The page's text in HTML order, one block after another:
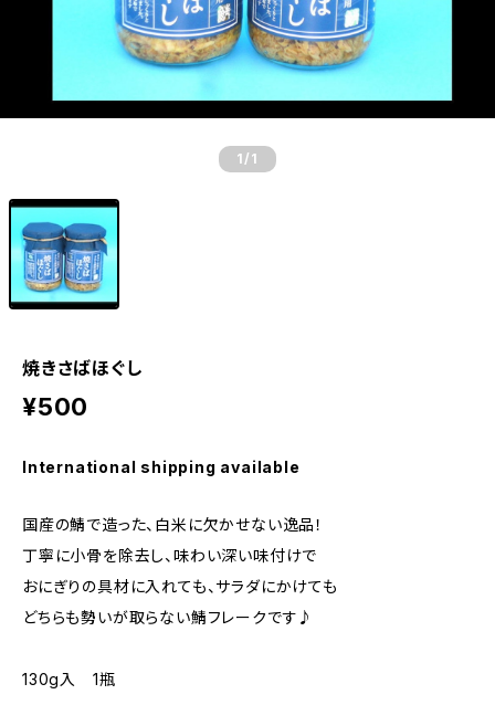
1 /1
焼きさばほぐし
¥500
International shipping available
国産の鯖で造った、白米に欠かせない逸品！
丁寧に小骨を除去し、味わい深い味付けで
おにぎりの具材に入れても、サラダにかけても
どちらも勢いが取らない鯖フレークです♪
130g入 1瓶